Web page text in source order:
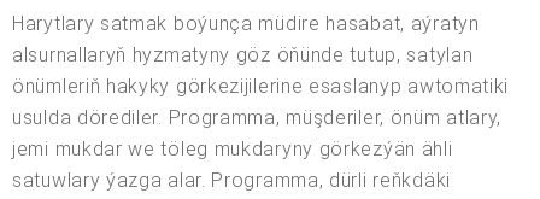
Harytlary satmak boýunça müdire hasabat, aýratyn
alsurnallaryň hyzmatyny göz öňünde tutup, satylan
önümleriň hakyky görkezijilerine esaslanyp awtomatiki
usulda dörediler. Programma, müşderiler, önüm atlary,
jemi mukdar we töleg mukdaryny görkezýän ähli
satuwlary ýazga alar. Programma, dürli reňkdäki